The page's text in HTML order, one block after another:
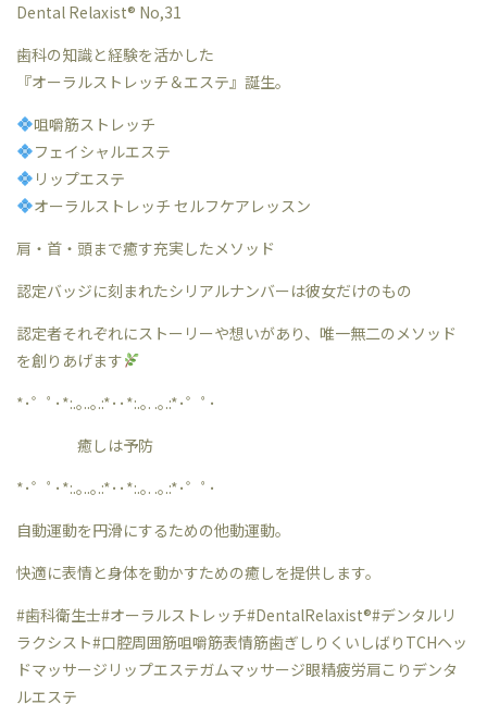
Dental Relaxist®︎ No,31
歯科の知識と経験を活かした
『オーラルストレッチ＆エステ』誕生。
咀嚼筋ストレッチ
フェイシャルエステ
リップエステ
オーラルストレッチ セルフケアレッスン
肩・首・頭まで癒す充実したメソッド
認定バッジに刻まれたシリアルナンバーは彼女だけのもの
認定者それぞれにストーリーや想いがあり、唯一無二のメソッド
を創りあげます
*･゜ﾟ･*:.｡..｡.:*･･*:.｡. .｡.:*･゜ﾟ･
癒しは予防
*･゜ﾟ･*:.｡..｡.:*･･*:.｡. .｡.:*･゜ﾟ･
自動運動を円滑にするための他動運動。
快適に表情と身体を動かすための癒しを提供します。
#歯科衛生士#オーラルストレッチ#DentalRelaxist®︎#デンタルリ
ラクシスト#口腔周囲筋咀嚼筋表情筋歯ぎしりくいしばりTCHヘッ
ドマッサージリップエステガムマッサージ眼精疲労肩こりデンタ
ルエステ